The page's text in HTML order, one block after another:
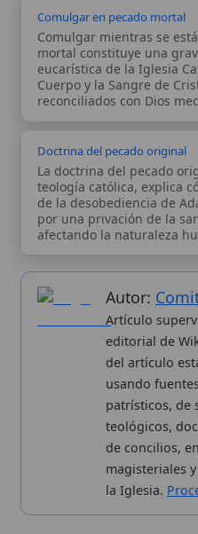
de la desobediencia de Adán
por una privación de la
afectando la naturaleza
Autor:Comité
del artículo están
usando fuentes
patrísticos, de
teológicos,
de concilios,
la Iglesia.
Wikitólica © 2026 .
histórico y litúrgico de la Iglesia
Curso Católico,Buscador
analíticas anónimas. LicenciaCC
Valencia, España.ISSN: 3101-7339
Carlo
Sobre nosotros
Proceso editorial
Publicación seriada
Datos abiertos
Estadísticas
Aviso legal